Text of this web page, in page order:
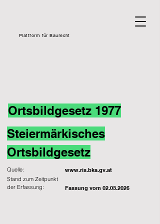
Plattform für Baurecht
Ortsbildgesetz 1977
Steiermärkisches
Ortsbildgesetz
Quelle: www.ris.bka.gv.at
Fassung vom 02.03.2026
Stand zum Zeitpunkt
der Erfassung: